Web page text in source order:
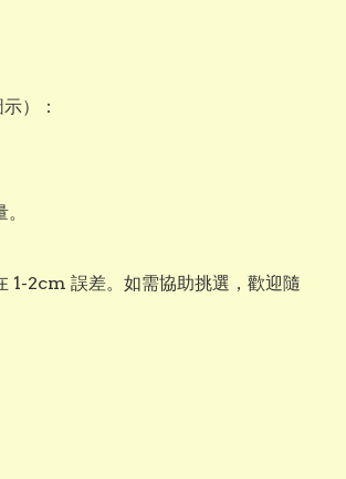
）：
1-2cm 誤差。如需協助挑選，歡迎隨